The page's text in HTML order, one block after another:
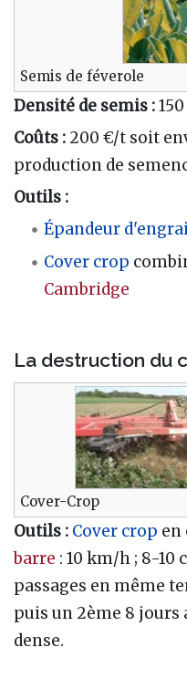
Semis de féverole
Densité de semis :
Coûts : 200 €/t soit
production de
Outils :
Épandeur
Cover crop
Cambridge
La destruction du
Cover-Crop
Outils : Cover crop en
barre : 10 km/h ; 8-10
passages en même
puis un 2ème 8 jours
dense.